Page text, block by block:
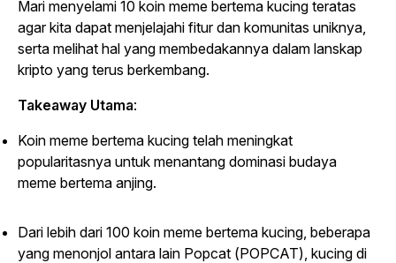
Mari menyelami 10 koin meme bertema kucing teratas
agar kita dapat menjelajahi fitur dan komunitas uniknya,
serta melihat hal yang membedakannya dalam lanskap
kripto yang terus berkembang.
Takeaway Utama:
Koin meme bertema kucing telah meningkat
popularitasnya untuk menantang dominasi budaya
meme bertema anjing.
Dari lebih dari 100 koin meme bertema kucing, beberapa
yang menonjol antara lain Popcat (POPCAT), kucing di